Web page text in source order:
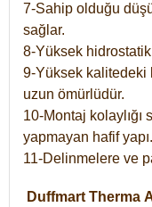
7-Sahip olduğu
sağlar.
8-Yüksek hidrostatik
9-Yüksek kalitedeki
uzun ömürlüdür.
10-Montaj kolaylığı
yapmayan hafif yapı.
11-Delinmelere ve
Duffmart Therma